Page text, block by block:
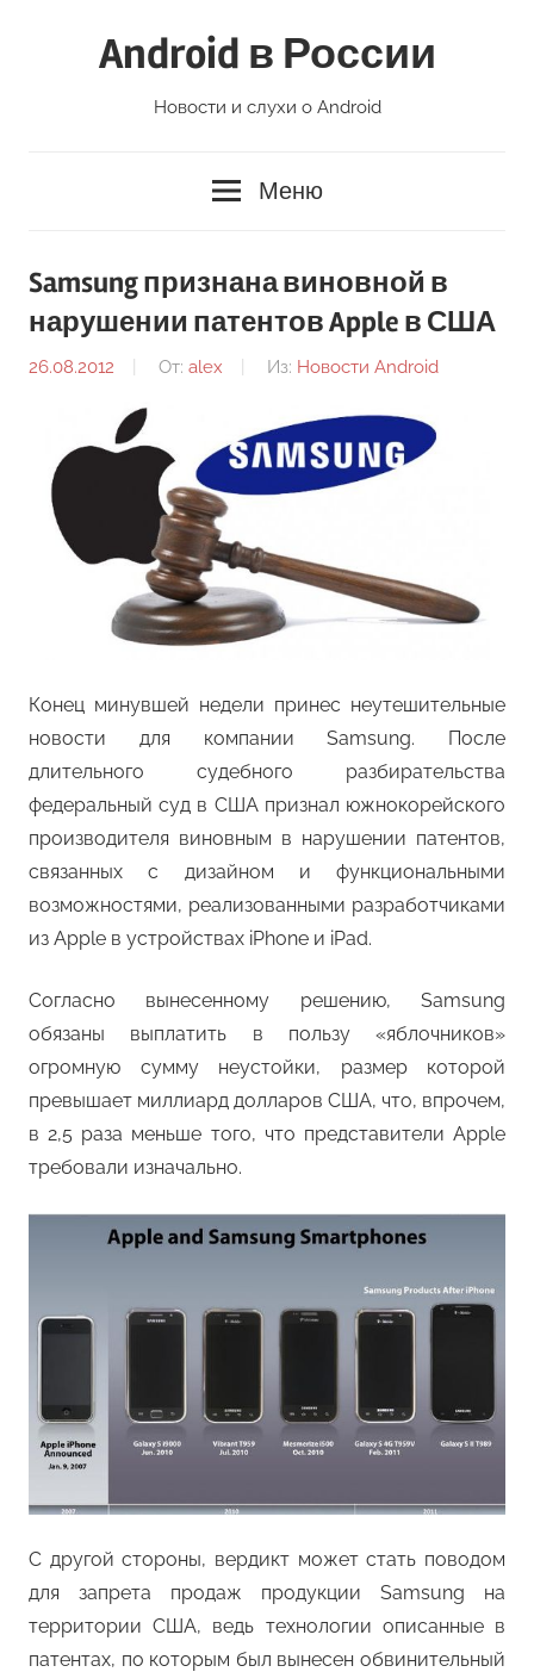
Android в России
Новости и слухи о Android
Меню
Samsung признана виновной в
нарушении патентов Apple в США
26.08.2012 От: alex Из: Новости Android
Конец минувшей недели принес неутешительные
новости для компании Samsung. После
длительного судебного разбирательства
федеральный суд в США признал южнокорейского
производителя виновным в нарушении патентов,
связанных с дизайном и функциональными
возможностями, реализованными разработчиками
из Apple в устройствах iPhone и iPad.
Согласно вынесенному решению, Samsung
обязаны выплатить в пользу «яблочников»
огромную сумму неустойки, размер которой
превышает миллиард долларов США, что, впрочем,
в 2,5 раза меньше того, что представители Apple
требовали изначально.
С другой стороны, вердикт может стать поводом
для запрета продаж продукции Samsung на
территории США, ведь технологии описанные в
патентах, по которым был вынесен обвинительный